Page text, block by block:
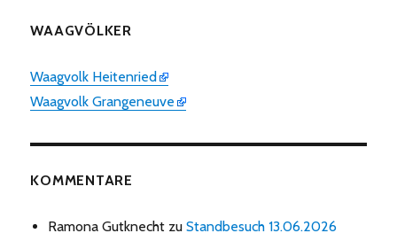
WAAGVÖLKER
Waagvolk Heitenried
Waagvolk Grangeneuve
KOMMENTARE
Ramona Gutknecht zuStandbesuch 13.06.2026